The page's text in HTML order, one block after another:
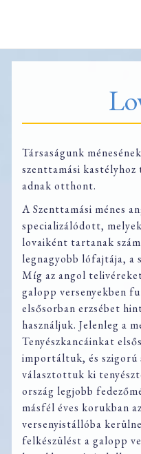
Társaságunk
szenttamási
adnak otthont.
A Szenttamási ménes
specializálódott,
lovaiként tartanak
legnagyobb lófajtája, a
Míg az angol
galopp versenyekben
elsősorban erzsébet
használjuk. Jelenleg a
Tenyészkancáinkat
importáltuk, és szigorú
választottuk ki
ország legjobb
másfél éves korukban
versenyistállóba
felkészülést a galopp